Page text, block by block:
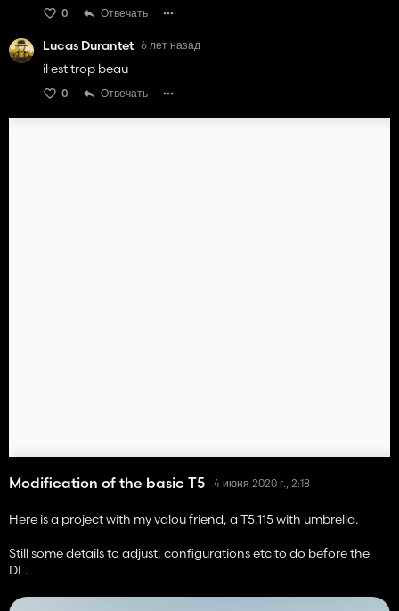
0 Отвечать
Lucas Durantet 6 лет назад
il est trop beau
0 Отвечать
Modification of the basic T5 4 июня 2020 г., 2:18
Here is a project with my valou friend, a T5.115 with umbrella.
Still some details to adjust, configurations etc to do before the
DL.